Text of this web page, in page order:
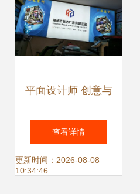
平面设计师 创意与
价值的传递者
查看详情
更新时间：2026-08-08
10:34:46